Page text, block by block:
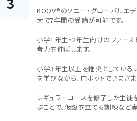
KOOV®のソニー・グローバルエ
大で7年間の受講が可能です。
小学1年生・2年生向けのファース
考力を伸ばします。
小学3年生以上を推奨としている
を学びながら、ロボットでさまざ
レギュラーコースを修了した生
ぶことで、仮設を立てる訓練など